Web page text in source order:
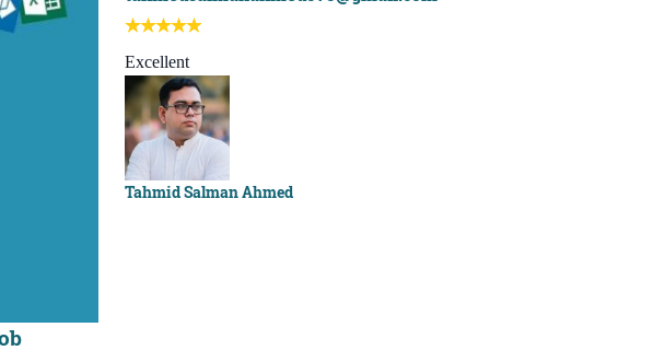
Excellent
Tahmid Salman Ahmed